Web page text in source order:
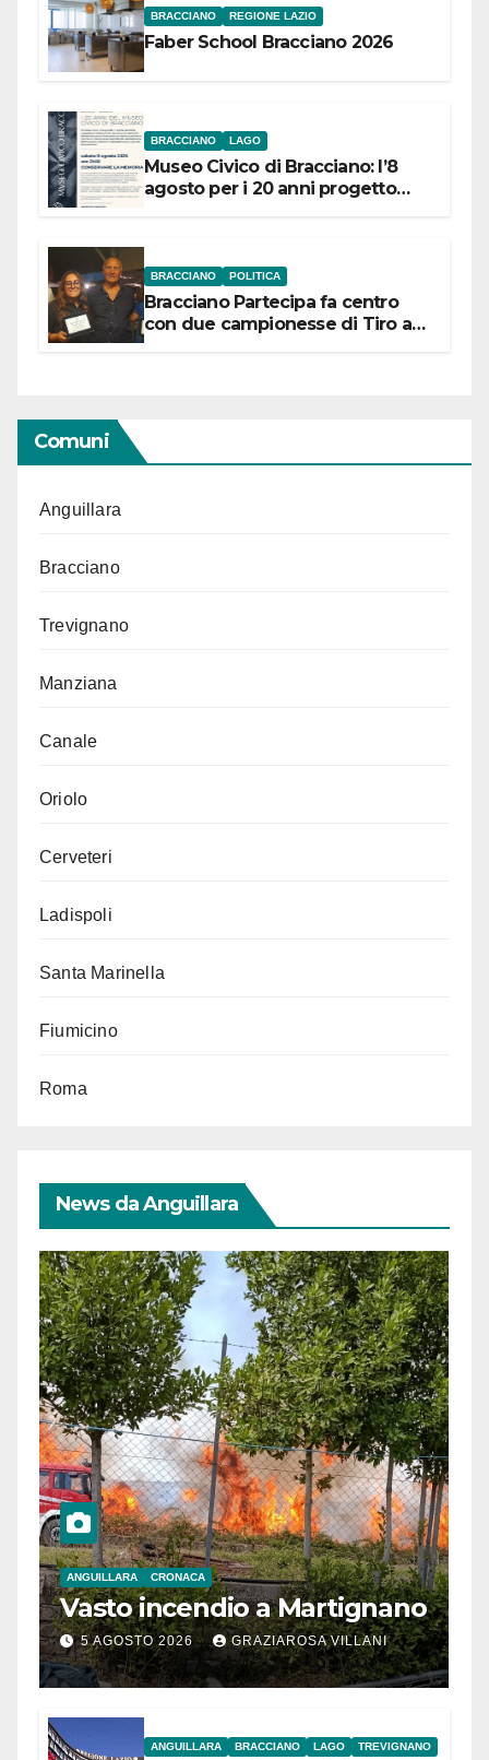
BRACCIANO REGIONE LAZIO
Faber School Bracciano 2026
BRACCIANO LAGO
Museo Civico di Bracciano: l’8
agosto per i 20 anni progetto
BRACCIANO POLITICA
Bracciano Partecipa fa centro
con due campionesse di Tiro a
Comuni
Anguillara
Bracciano
Trevignano
Manziana
Canale
Oriolo
Cerveteri
Ladispoli
Santa Marinella
Fiumicino
Roma
News da Anguillara
ANGUILLARA CRONACA
Vasto incendio a Martignano
5 AGOSTO 2026 GRAZIAROSA VILLANI
ANGUILLARA BRACCIANO LAGO TREVIGNANO